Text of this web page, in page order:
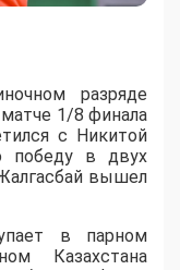
разряде
1/8 финала
с Никитой
победу в двух
вышел
в парном
Казахстана